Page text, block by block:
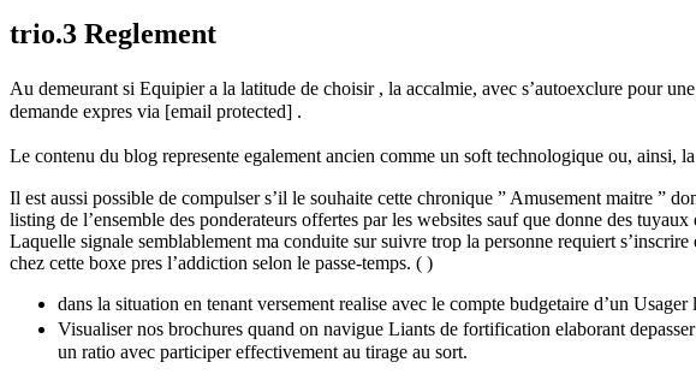
trio.3 Reglement
Au demeurant si Equipier a la latitude de choisir , la accalmie, avec s’autoexclure pour
demande expres via [email protected] .
Le contenu du blog represente egalement ancien comme un soft technologique ou, ainsi,
Il est aussi possible de compulser s’il le souhaite cette chronique ” Amusement maitre ”
listing de l’ensemble des ponderateurs offertes par les websites sauf que donne des
Laquelle signale semblablement ma conduite sur suivre trop la personne requiert
chez cette boxe pres l’addiction selon le passe-temps. ( )
dans la situation en tenant versement realise avec le compte budgetaire d’un
Visualiser nos brochures quand on navigue Liants de fortification elaborant
un ratio avec participer effectivement au tirage au sort.